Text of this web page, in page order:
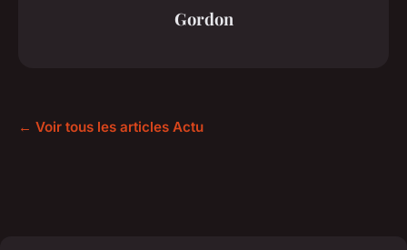
Gordon
← Voir tous les articles Actu